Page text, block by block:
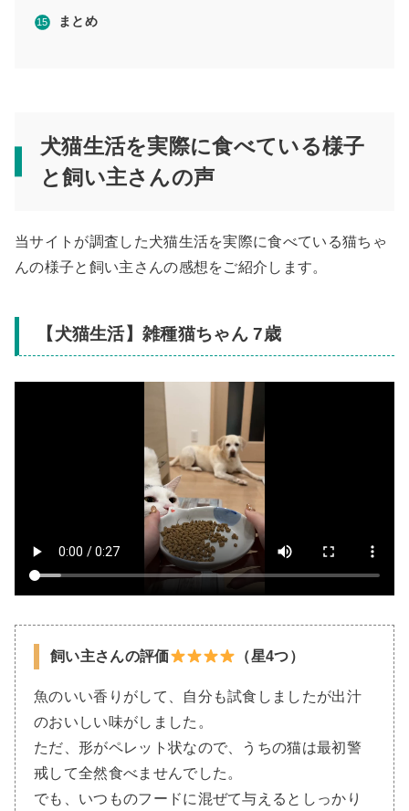
まとめ
犬猫生活を実際に食べている様子
と飼い主さんの声
当サイトが調査した犬猫生活を実際に食べている猫ちゃ
んの様子と飼い主さんの感想をご紹介します。
【犬猫生活】雑種猫ちゃん 7歳
飼い主さんの評価 （星4つ）
魚のいい香りがして、自分も試食しましたが出汁
のおいしい味がしました。
ただ、形がペレット状なので、うちの猫は最初警
戒して全然食べませんでした。
でも、いつものフードに混ぜて与えるとしっかり